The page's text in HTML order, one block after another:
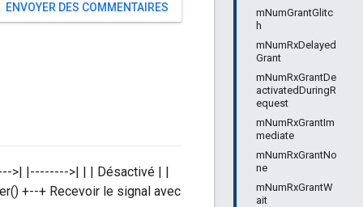
mNumGrantGlitc
h
mNumRxDelayed
Grant
mNumRxGrantDe
activatedDuringR
equest
mNumRxGrantIm
mediate
mNumRxGrantNo
ne
mNumRxGrantW
ait
ENVOYER DES COMMENTAIRES
>| |-------->| | | Désactivé | |
+--+ Recevoir le signal avec